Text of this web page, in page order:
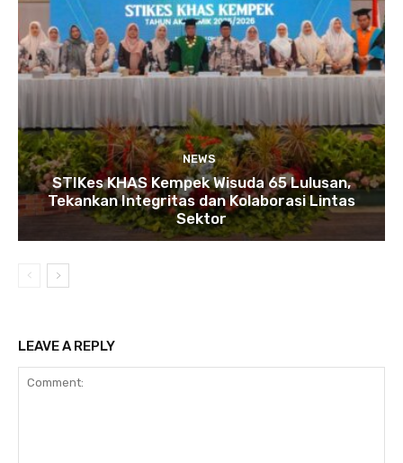
NEWS
STIKes KHAS Kempek Wisuda 65 Lulusan,
Tekankan Integritas dan Kolaborasi Lintas
Sektor
LEAVE A REPLY